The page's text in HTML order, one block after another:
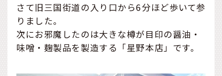
さて旧三国街道の入り口から6分ほど歩いて参
りました。
次にお邪魔したのは大きな樽が目印の醤油・
味噌・麹製品を製造する「星野本店」です。